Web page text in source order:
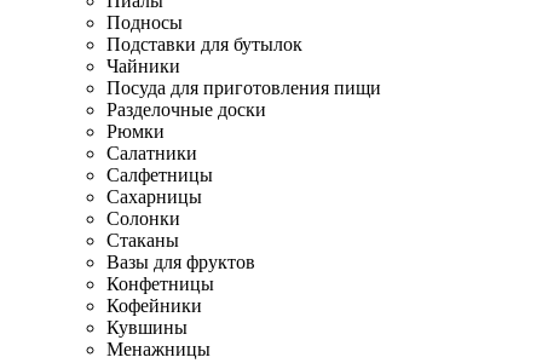
Подносы
Подставки для бутылок
Чайники
Посуда для приготовления пищи
Разделочные доски
Рюмки
Салатники
Салфетницы
Сахарницы
Солонки
Стаканы
Вазы для фруктов
Конфетницы
Кофейники
Кувшины
Менажницы